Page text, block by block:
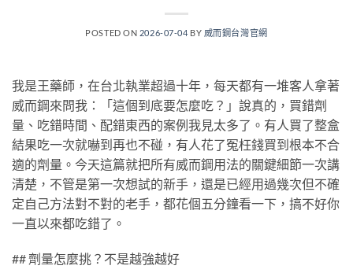
POSTED ON 2026-07-04 BY 威而鋼台灣官網
我是王藥師，在台北執業超過十年，每天都有一堆客人拿著
威而鋼來問我：「這個到底要怎麼吃？」說真的，買錯劑
量、吃錯時間、配錯東西的案例我見太多了。有人買了整盒
結果吃一次就嚇到再也不碰，有人花了冤枉錢買到根本不合
適的劑量。今天這篇就把所有威而鋼用法的關鍵細節一次講
清楚，不管是第一次想試的新手，還是已經用過幾次但不確
定自己方法對不對的老手，都花個五分鐘看一下，搞不好你
一直以來都吃錯了。
## 劑量怎麼挑？不是越強越好